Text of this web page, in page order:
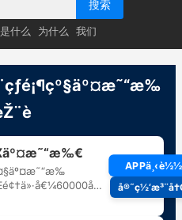
搜索
是什么 为什么 我们